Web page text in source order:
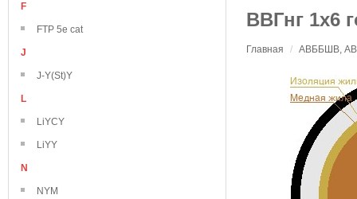
F
FTP 5e cat
J
J-Y(St)Y
L
LiYCY
LiYY
N
NYM
ВВГнг 1х6
Главная / АВББШВ,